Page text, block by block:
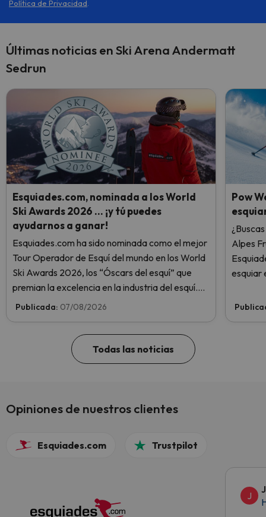
Política de Privacidad
Últimas noticias en Ski Arena Andermatt
Sedrun
Esquiades.com, nominada a los World
Ski Awards 2026 … ¡y tú puedes
ayudarnos a ganar!
Esquiades.com ha sido nominada como el mejor
Tour Operador de Esquí del mundo en los World
Ski Awards 2026, los “Óscars del esquí” que
premian la excelencia en la industria del esquí.
¡Vota ahora y ayúdanos a alcanzar la cima!
Publicada: 07/08/2026
Pow
Alpes
esquiar
Todas las noticias
Opiniones de nuestros clientes
Esquiades.com Trustpilot
J